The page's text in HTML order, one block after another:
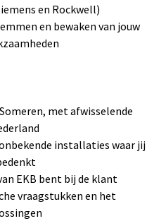
en Rockwell)
en bewaken van jouw
met afwisselende
installaties waar jij
EKB bent bij de klant
vraagstukken en het